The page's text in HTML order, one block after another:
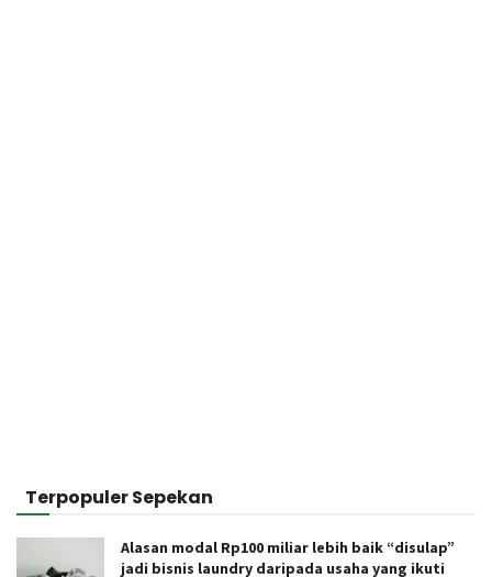
Terpopuler Sepekan
Alasan modal Rp100 miliar lebih baik “disulap”
jadi bisnis laundry daripada usaha yang ikuti